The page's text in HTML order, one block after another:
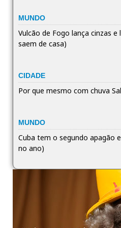
MUNDO
Vulcão de Fogo lança cinzas
saem de casa)
CIDADE
Por que mesmo com chuva
MUNDO
Cuba tem o segundo apagão
no ano)